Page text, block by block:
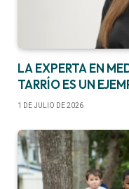
LA EXPERTA EN
TARRÍO ES UN
1 DE JULIO DE 2026